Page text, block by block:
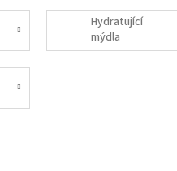
Hydratující
mýdla